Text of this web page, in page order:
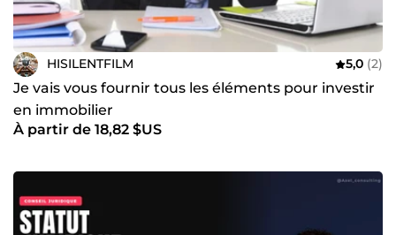
HISILENTFILM 5,0 (2)
Je vais vous fournir tous les éléments pour investir
en immobilier
À partir de 18,82 $US